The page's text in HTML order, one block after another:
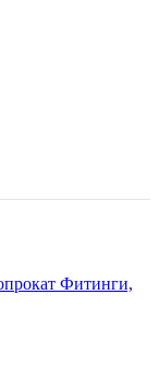
Фитинги,